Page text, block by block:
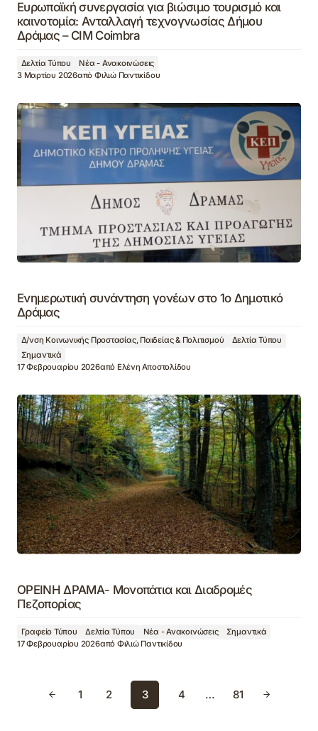
Ευρωπαϊκή συνεργασία για βιώσιμο τουρισμό και
καινοτομία: Ανταλλαγή τεχνογνωσίας Δήμου
Δράμας – CIM Coimbra
Δελτία Τύπου
Νέα - Ανακοινώσεις
3 Μαρτίου 2026από Φιλιώ Παντικίδου
Ενημερωτική συνάντηση γονέων στο 1ο Δημοτικό
Δράμας
Δ/νση Κοινωνικής Προστασίας, Παιδείας & Πολιτισμού
Δελτία Τύπου
Σημαντικά
17 Φεβρουαρίου 2026από Ελένη Αποστολίδου
ΟΡΕΙΝΗ ΔΡΑΜΑ- Μονοπάτια και Διαδρομές
Πεζοπορίας
Γραφείο Τύπου Δελτία Τύπου Νέα - Ανακοινώσεις
Σημαντικά
17 Φεβρουαρίου 2026από Φιλιώ Παντικίδου
1 2 3 4 … 81